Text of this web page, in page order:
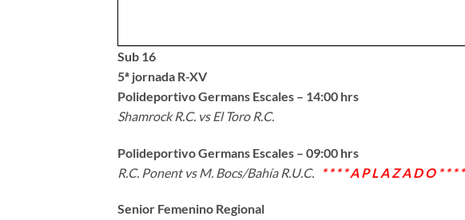
Sub 16
5ª jornada R-XV
Polideportivo Germans Escales – 14:00 hrs
Shamrock R.C. vs El Toro R.C.
Polideportivo Germans Escales – 09:00 hrs
R.C. Ponent vs M. Bocs/Bahía R.U.C.
* * * * A P L A Z A D O * * * *
Senior Femenino Regional